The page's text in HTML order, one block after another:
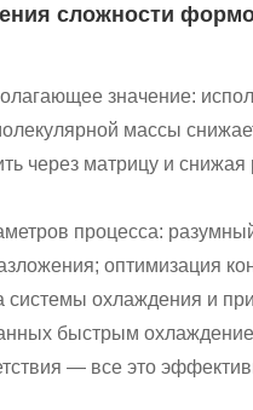
сложности
значение:
массы
через матрицу и
процесса:
оптимизация
системы охлаждения и
быстрым
— все это